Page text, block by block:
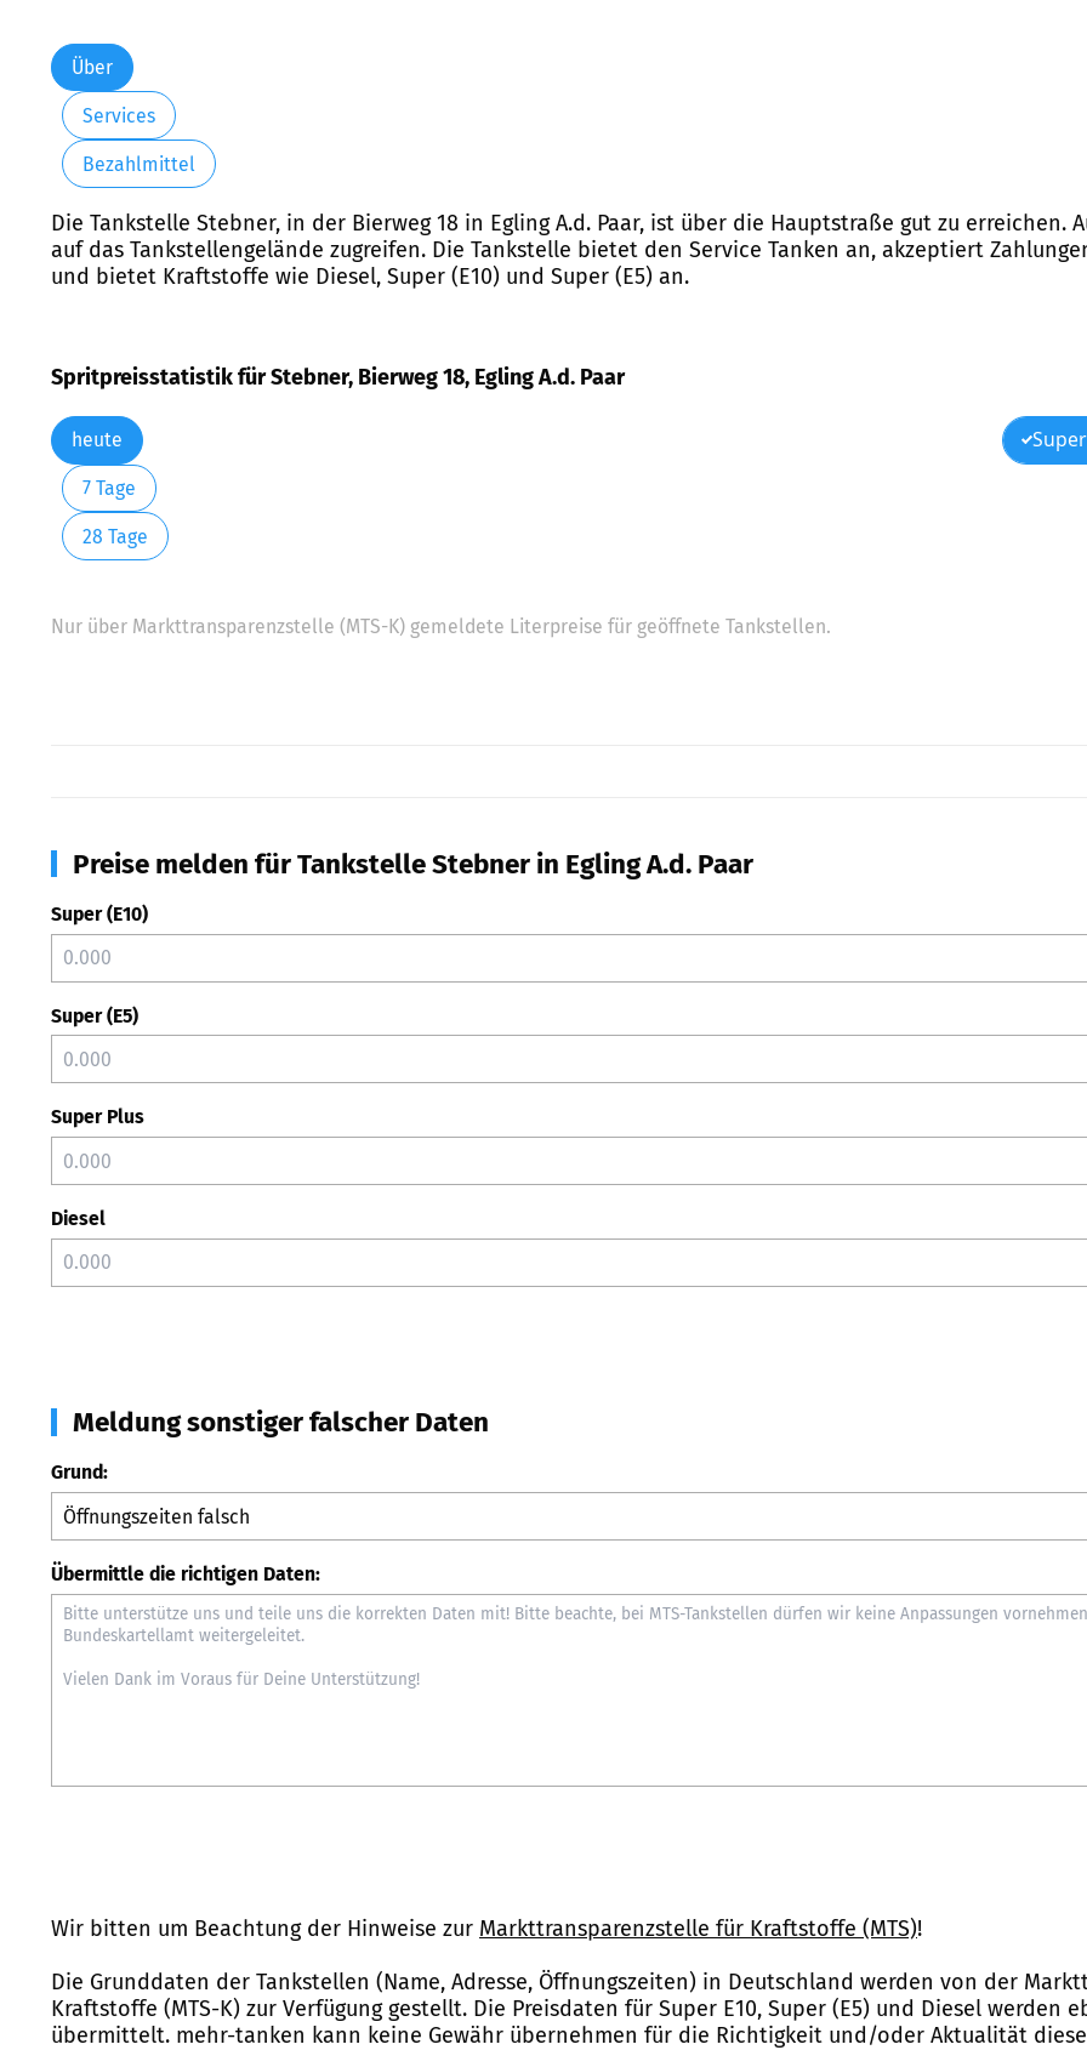
Über
Services
Bezahlmittel
Die Tankstelle Stebner, in der Bierweg 18 in Egling A.d. Paar, ist über die Hauptstraße gut zu erreichen.
auf das Tankstellengelände zugreifen. Die Tankstelle bietet den Service Tanken an, akzeptiert
und bietet Kraftstoffe wie Diesel, Super (E10) und Super (E5) an.
Spritpreisstatistik für Stebner, Bierweg 18, Egling A.d. Paar
heute
7 Tage
28 Tage
Nur über Markttransparenzstelle (MTS-K) gemeldete Literpreise für geöffnete Tankstellen.
Preise melden für Tankstelle Stebner in Egling A.d. Paar
Super (E10)
Super (E5)
Super Plus
Diesel
Meldung sonstiger falscher Daten
Grund:
Übermittle die richtigen Daten:
Wir bitten um Beachtung der Hinweise zur Markttransparenzstelle für Kraftstoffe (MTS)!
Die Grunddaten der Tankstellen (Name, Adresse, Öffnungszeiten) in Deutschland werden von der
Kraftstoffe (MTS-K) zur Verfügung gestellt. Die Preisdaten für Super E10, Super (E5) und Diesel werden
übermittelt. mehr-tanken kann keine Gewähr übernehmen für die Richtigkeit und/oder Aktualität